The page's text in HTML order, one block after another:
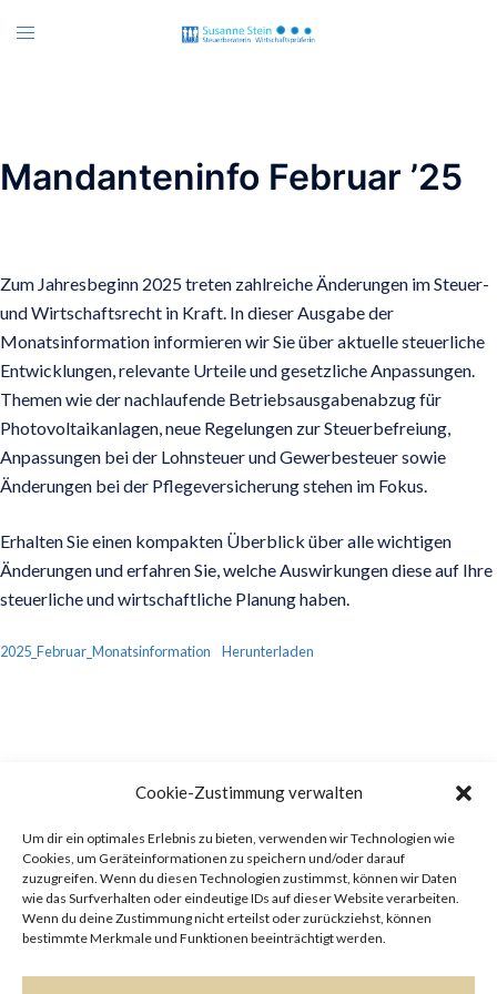
Cookie-Zustimmung verwalten
Um dir ein optimales Erlebnis zu bieten, verwenden wir Technologien wie
Cookies, um Geräteinformationen zu speichern und/oder darauf
zuzugreifen. Wenn du diesen Technologien zustimmst, können wir Daten
wie das Surfverhalten oder eindeutige IDs auf dieser Website verarbeiten.
Wenn du deine Zustimmung nicht erteilst oder zurückziehst, können
bestimmte Merkmale und Funktionen beeinträchtigt werden.
Inhalt
Menü
Mandanteninfo Februar ’25
Zum Jahresbeginn 2025 treten zahlreiche Änderungen im Steuer-
und Wirtschaftsrecht in Kraft. In dieser Ausgabe der
Monatsinformation informieren wir Sie über aktuelle steuerliche
Entwicklungen, relevante Urteile und gesetzliche Anpassungen.
Themen wie der nachlaufende Betriebsausgabenabzug für
Photovoltaikanlagen, neue Regelungen zur Steuerbefreiung,
Anpassungen bei der Lohnsteuer und Gewerbesteuer sowie
Änderungen bei der Pflegeversicherung stehen im Fokus.
Erhalten Sie einen kompakten Überblick über alle wichtigen
Änderungen und erfahren Sie, welche Auswirkungen diese auf Ihre
steuerliche und wirtschaftliche Planung haben.
2025_Februar_Monatsinformation Herunterladen
RECHTLICHES
Impressum